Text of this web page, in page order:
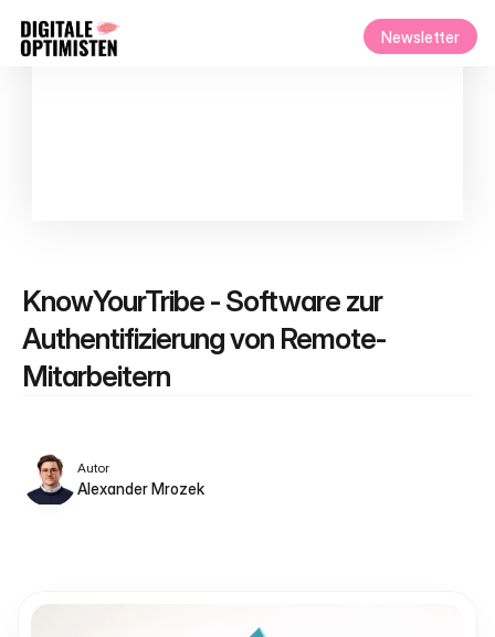
Newsletter
KnowYourTribe - Software zur
Authentifizierung von Remote-
Mitarbeitern
Autor
Alexander Mrozek